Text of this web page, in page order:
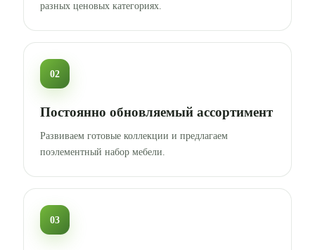
разных ценовых категориях.
02
Постоянно обновляемый ассортимент
Развиваем готовые коллекции и предлагаем
поэлементный набор мебели.
03